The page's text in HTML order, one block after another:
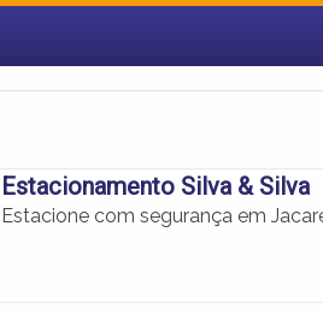
Estacionamento Silva & Silva
Estacione com segurança em